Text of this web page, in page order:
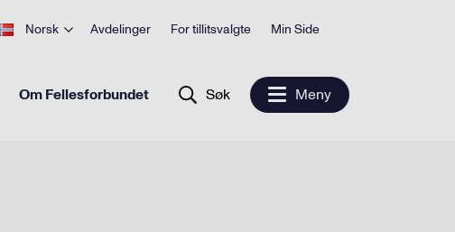
Norsk Avdelinger For tillitsvalgte Min Side
Om Fellesforbundet Søk Meny